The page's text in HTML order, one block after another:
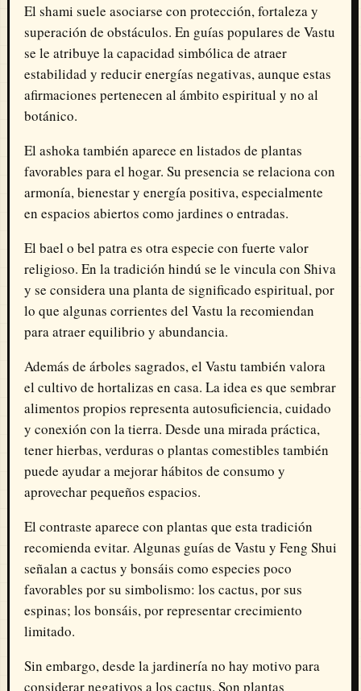
El shami suele asociarse con protección, fortaleza y
superación de obstáculos. En guías populares de Vastu
se le atribuye la capacidad simbólica de atraer
estabilidad y reducir energías negativas, aunque estas
afirmaciones pertenecen al ámbito espiritual y no al
botánico.
El ashoka también aparece en listados de plantas
favorables para el hogar. Su presencia se relaciona con
armonía, bienestar y energía positiva, especialmente
en espacios abiertos como jardines o entradas.
El bael o bel patra es otra especie con fuerte valor
religioso. En la tradición hindú se le vincula con Shiva
y se considera una planta de significado espiritual, por
lo que algunas corrientes del Vastu la recomiendan
para atraer equilibrio y abundancia.
Además de árboles sagrados, el Vastu también valora
el cultivo de hortalizas en casa. La idea es que sembrar
alimentos propios representa autosuficiencia, cuidado
y conexión con la tierra. Desde una mirada práctica,
tener hierbas, verduras o plantas comestibles también
puede ayudar a mejorar hábitos de consumo y
aprovechar pequeños espacios.
El contraste aparece con plantas que esta tradición
recomienda evitar. Algunas guías de Vastu y Feng Shui
señalan a cactus y bonsáis como especies poco
favorables por su simbolismo: los cactus, por sus
espinas; los bonsáis, por representar crecimiento
limitado.
Sin embargo, desde la jardinería no hay motivo para
considerar negativos a los cactus. Son plantas